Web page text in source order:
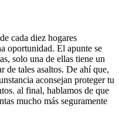
cada diez hogares
oportunidad. El apunte se
solo una de ellas tiene un
de tales asaltos. De ahí que,
aconsejan proteger tu
al final, hablamos de que
mucho más seguramente